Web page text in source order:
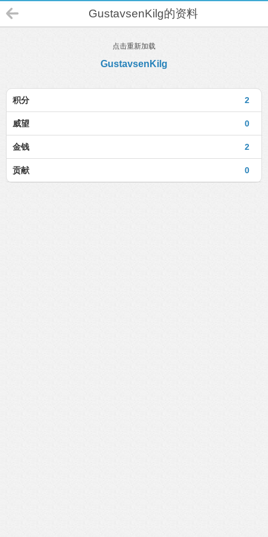
GustavsenKilg的资料
点击重新加载
GustavsenKilg
2
积分
0
威望
2
金钱
0
贡献